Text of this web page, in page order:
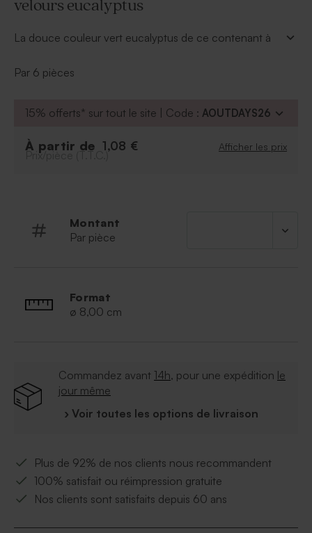
velours eucalyptus
La douce couleur vert eucalyptus de ce contenant à
avoir tant gâté votre petit garçon.
Contenance : environ 60 gr
Se vendent par multiple de 6ex
Peut contenir environ 16 dragées, 45 bonbons
Par 6 pièces
15% offerts* sur tout le site | Code : AOUTDAYS26
À partir de 1,08 € Afficher les prix
Prix/pièce (T.T.C.)
Montant
Par pièce
Format
ø 8,00 cm
Commandez avant 14h, pour une expédition le
jour même
› Voir toutes les options de livraison
Plus de 92% de nos clients nous recommandent
100% satisfait ou réimpression gratuite
Nos clients sont satisfaits depuis 60 ans